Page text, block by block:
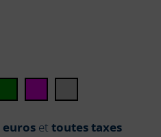
euros et toutes taxes